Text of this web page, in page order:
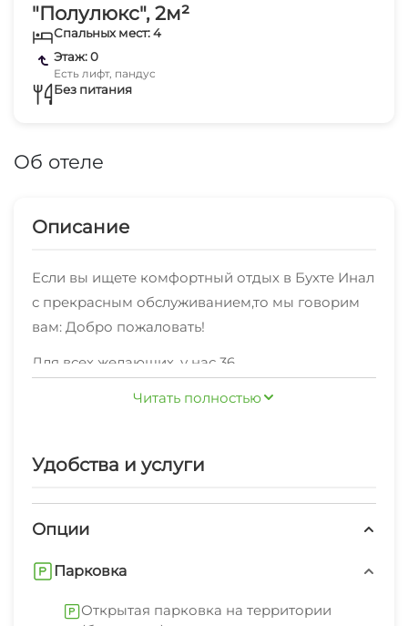
"Полулюкс", 2м²
Спальных мест: 4
Этаж: 0
Есть лифт, пандус
Без питания
Об отеле
Описание
Если вы ищете комфортный отдых в Бухте Инал
с прекрасным обслуживанием,то мы говорим
вам: Добро пожаловать!
Для всех желающих, у нас 36
Комфорт 2х-местный , "Стандарт" 3-местный по
Рядом с нами есть различные кафе, столовые и
Стабильное Wi-Fi соединение в каждом уголке.
Мы рады предоставить также: экскурсионные
принадлежности, зеленый двор, беседка,
Читать полностью
Удобства и услуги
Опции
Парковка
Открытая парковка на территории